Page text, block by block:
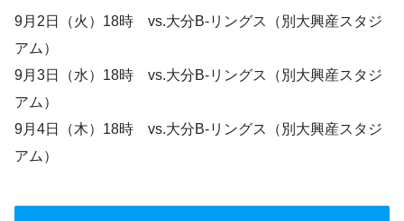
9月2日（火）18時 vs.大分B-リングス（別大興産スタジ
アム）
9月3日（水）18時 vs.大分B-リングス（別大興産スタジ
アム）
9月4日（木）18時 vs.大分B-リングス（別大興産スタジ
アム）